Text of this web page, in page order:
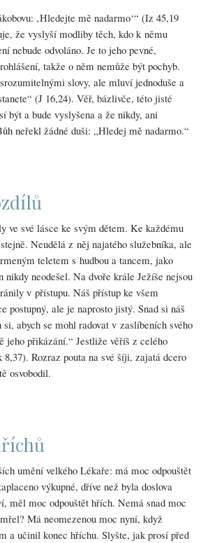
‚Hledejte mě nadarmo‘“ (Iz 45,19
že vyslyší modliby těch, kdo k němu
nebude odvoláno. Je to jeho pevné,
takže o něm nemůže být pochyb.
slovy, ale mluví jednoduše a
(J 16,24). Věř, bázlivče, této jisté
být a bude vyslyšena a že nikdy, ani
neřekl žádné duši: „Hledej mě nadarmo.“
ve své lásce ke svým dětem. Ke každému
Neudělá z něj najatého služebníka, ale
teletem s hudbou a tancem, jako
nikdy neodešel. Na dvoře krále Ježíše nejsou
v přístupu. Náš přístup ke všem
postupný, ale je naprosto jistý. Snad si náš
abych se mohl radovat v zaslíbeních svého
jeho přikázání.“ Jestliže věříš z celého
8,37). Rozraz pouta na své šíji, zajatá dcero
osvobodil.
umění velkého Lékaře: má moc odpouštět
výkupné, dříve než byla doslova
měl moc odpouštět hřích. Nemá snad moc
Má neomezenou moc nyní, když
a učinil konec hříchu. Slyšte, jak prosí před